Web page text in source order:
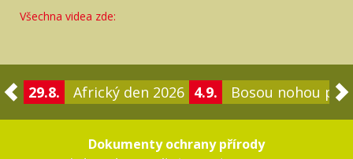
Všechna videa zde:
29.8. Africký den 2026 4.9. Bosou nohou po
Dokumenty ochrany přírody